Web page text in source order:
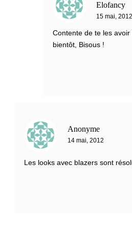
Elofancy
15 mai, 2012
Contente de te les
bientôt, Bisous !
Anonyme
14 mai, 2012
Les looks avec blazers sont